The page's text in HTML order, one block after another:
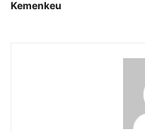
Kemenkeu